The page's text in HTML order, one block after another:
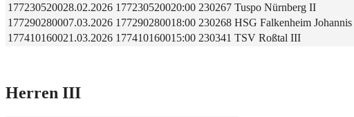
177230520028.02.2026 177230520020:00 230267 Tuspo Nürnberg II
177290280007.03.2026 177290280018:00 230268 HSG Falkenheim Johannis
177410160021.03.2026 177410160015:00 230341 TSV Roßtal III
Herren III